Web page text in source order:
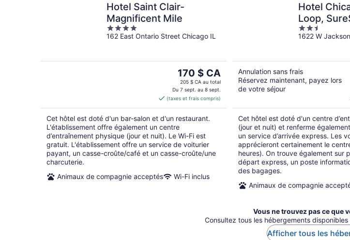
Hotel Saint Clair-
Magnificent Mile
4
out
162 East Ontario Street Chicago IL
Le
prix
est
de 170 $ CA
par
nuit
170 $ CA
205 $ CA au total
Du 7 sept. au 8 sept.
(taxes et frais compris)
Cet hôtel est doté d'un bar-salon et d'un restaurant.
L'établissement offre également un centre
d’entraînement physique (jour et nuit). Le Wi-Fi est
gratuit. L'établissement offre un service de voiturier
payant, un casse-croûte/café et un casse-croûte/une
charcuterie.
Animaux de compagnie acceptés
Wi-Fi inclus
Hotel
Loop,
Collection
Western
2.5
out
1622 W
Annulation sans frais
Réservez maintenant, payez lors
de votre séjour
Cet hôtel est doté d'un centre
(jour et nuit) et renferme
un service d’arrivée express. Les
apprécieront certainement le
heures). On trouve également sur
départ express, un poste
des bagages.
Animaux de compagnie
Vous ne trouvez pas ce que
Consultez tous les hébergements
Afficher tous les